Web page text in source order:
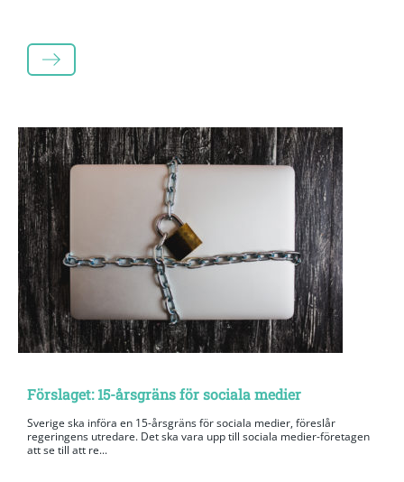
LÄS MER
Förslaget: 15-årsgräns för sociala medier
Sverige ska införa en 15-årsgräns för sociala medier, föreslår
regeringens utredare. Det ska vara upp till sociala medier-företagen
att se till att re...